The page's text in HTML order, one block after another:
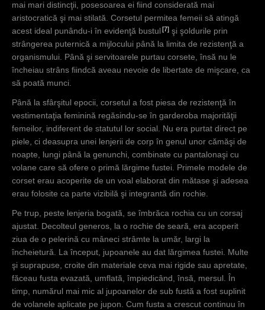
mai mari distincţii, posesoarea ei fiind considerată mai
aristocratică şi mai stilată. Corsetul permitea femeii să atingă
acest ideal punându-i în evidenţă bustul 7 şi şoldurile prin
strângerea puternică a mijlocului până la limita de rezistenţă a
organismului. Până şi servitoarele purtau corsete, însă nu le
încheiau strâns fiindcă aveau nevoie de libertate de mişcare, ca
să poată munci.
Până la sfârşitul epocii, corsetul a fost piesa de rezistenţă în
vestimentaţia feminină regăsindu-se în garderoba majorităţii
femeilor, indiferent de statutul lor social. Nu era purtat direct pe
piele, ci deasupra unei lenjerii de corp în genul unor cămăşi de
noapte, lungi până la genunchi, combinate cu pantalonaşi cu
volane care să ofere o primă lărgime fustei. Primele modele de
corset erau acoperite de un voal elaborat din mătase şi adesea
erau folosite ca parte vizibilă şi integrantă din rochie.
Pe trup, peste lenjeria bogată, se îmbrăca rochia cu un corsaj
ajustat. Decolteul generos, la o rochie de seară, era acoperit
ziua de o pelerină cu mâneci strâmte la umăr, largi la
încheietură. La început, jupoanele au dat lărgimea fustei. Multe
şi suprapuse, croite din materiale ceva mai rigide sau apretate,
făceau fusta evazată, umflată, împiedicând, însă, mersul. În
timp, numărul mai mic al jupoanelor de sub fustă a fost suplinit
de volanele aplicate pe jupon. Cum fusta a crescut continuu în